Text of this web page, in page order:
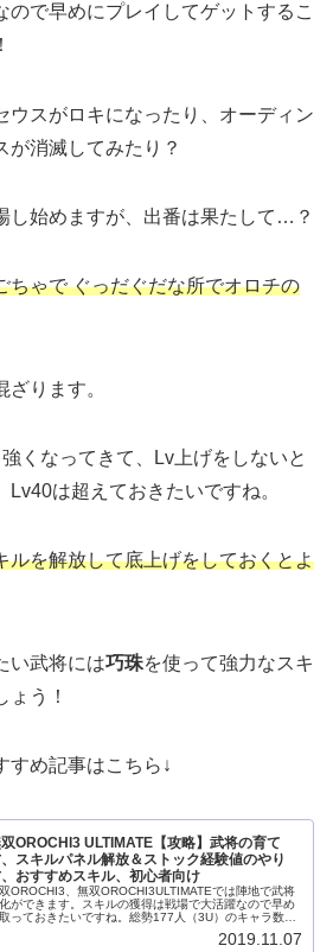
ので早めにプレイしてゲットするこ
ウスがロキになったり、オーディン
が消滅してみたり？
し始めますが、出番は果たして…？
ちゃで ぐっだぐだな所でオロチの
ります。
くなってきて、Lv上げをしないと
は超えておきたいですね。
ルを解放して底上げをしておくとよ
い武将には巧珠を使って強力なスキ
ょう！
すめ記事はこちら↓
OROCHI3 ULTIMATE【攻略】武将の育て
スキルパネル解放＆ストック経験値のやり
おすすめスキル、初心者向け
OROCHI3、無双OROCHI3ULTIMATEでは陣地で武将
ができます。スキルの獲得は戦場で大活躍なので早め
っておきたいですね。総勢177人（3U）のキャラ数な
2019.11.07